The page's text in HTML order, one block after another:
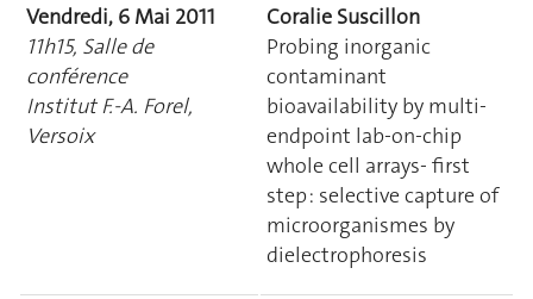
Vendredi, 6 Mai 2011
11h15, Salle de
conférence
Institut F.-A. Forel,
Versoix
Coralie Suscillon
Probing inorganic
contaminant
bioavailability by multi-
endpoint lab-on-chip
whole cell arrays- first
step : selective capture of
microorganismes by
dielectrophoresis